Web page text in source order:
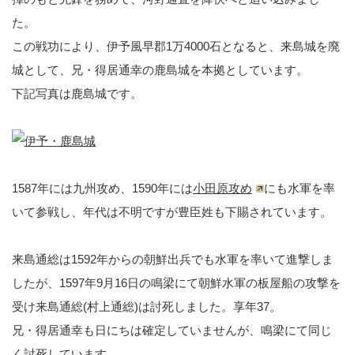
た。
この戦功により、伊予風早郡1万4000石となると、来島城を廃
城として、兄・得居通幸の鹿島城を本拠としています。
下記写真は鹿島城です。
1587年には九州攻め、1590年には小田原攻め
にも水軍を率
いて参戦し、年代は不明ですが豊臣姓も下賜されています。
来島通総は1592年からの朝鮮出兵でも水軍を率いて進撃しま
したが、1597年9月16日の鳴梁にて朝鮮水軍の板屋船の攻撃を
受け来島通総(村上通総)は討死しました。享年37。
兄・得居通幸も日にちは確定していませんが、鳴梁にて同じ